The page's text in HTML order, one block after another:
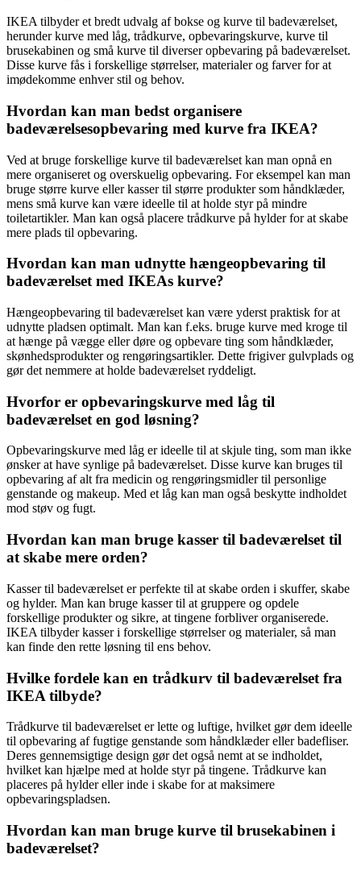
IKEA tilbyder et bredt udvalg af bokse og kurve til badeværelset,
herunder kurve med låg, trådkurve, opbevaringskurve, kurve til
brusekabinen og små kurve til diverser opbevaring på badeværelset.
Disse kurve fås i forskellige størrelser, materialer og farver for at
imødekomme enhver stil og behov.
Hvordan kan man bedst organisere
badeværelsesopbevaring med kurve fra IKEA?
Ved at bruge forskellige kurve til badeværelset kan man opnå en
mere organiseret og overskuelig opbevaring. For eksempel kan man
bruge større kurve eller kasser til større produkter som håndklæder,
mens små kurve kan være ideelle til at holde styr på mindre
toiletartikler. Man kan også placere trådkurve på hylder for at skabe
mere plads til opbevaring.
Hvordan kan man udnytte hængeopbevaring til
badeværelset med IKEAs kurve?
Hængeopbevaring til badeværelset kan være yderst praktisk for at
udnytte pladsen optimalt. Man kan f.eks. bruge kurve med kroge til
at hænge på vægge eller døre og opbevare ting som håndklæder,
skønhedsprodukter og rengøringsartikler. Dette frigiver gulvplads og
gør det nemmere at holde badeværelset ryddeligt.
Hvorfor er opbevaringskurve med låg til
badeværelset en god løsning?
Opbevaringskurve med låg er ideelle til at skjule ting, som man ikke
ønsker at have synlige på badeværelset. Disse kurve kan bruges til
opbevaring af alt fra medicin og rengøringsmidler til personlige
genstande og makeup. Med et låg kan man også beskytte indholdet
mod støv og fugt.
Hvordan kan man bruge kasser til badeværelset til
at skabe mere orden?
Kasser til badeværelset er perfekte til at skabe orden i skuffer, skabe
og hylder. Man kan bruge kasser til at gruppere og opdele
forskellige produkter og sikre, at tingene forbliver organiserede.
IKEA tilbyder kasser i forskellige størrelser og materialer, så man
kan finde den rette løsning til ens behov.
Hvilke fordele kan en trådkurv til badeværelset fra
IKEA tilbyde?
Trådkurve til badeværelset er lette og luftige, hvilket gør dem ideelle
til opbevaring af fugtige genstande som håndklæder eller badefliser.
Deres gennemsigtige design gør det også nemt at se indholdet,
hvilket kan hjælpe med at holde styr på tingene. Trådkurve kan
placeres på hylder eller inde i skabe for at maksimere
opbevaringspladsen.
Hvordan kan man bruge kurve til brusekabinen i
badeværelset?